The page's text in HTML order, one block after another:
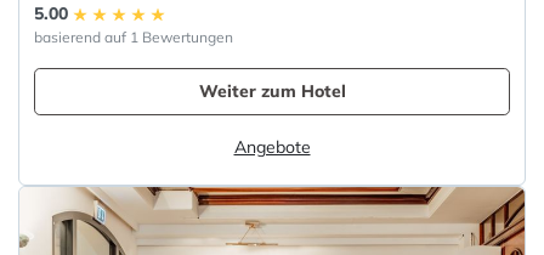
5.00
basierend auf 1 Bewertungen
Weiter zum Hotel
Angebote